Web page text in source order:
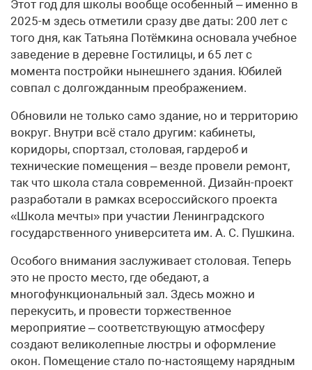
Этот год для школы вообще особенный – именно в
2025-м здесь отметили сразу две даты: 200 лет с
того дня, как Татьяна Потёмкина основала учебное
заведение в деревне Гостилицы, и 65 лет с
момента постройки нынешнего здания. Юбилей
совпал с долгожданным преображением.
Обновили не только само здание, но и территорию
вокруг. Внутри всё стало другим: кабинеты,
коридоры, спортзал, столовая, гардероб и
технические помещения – везде провели ремонт,
так что школа стала современной. Дизайн-проект
разработали в рамках всероссийского проекта
«Школа мечты» при участии Ленинградского
государственного университета им. А. С. Пушкина.
Особого внимания заслуживает столовая. Теперь
это не просто место, где обедают, а
многофункциональный зал. Здесь можно и
перекусить, и провести торжественное
мероприятие – соответствующую атмосферу
создают великолепные люстры и оформление
окон. Помещение стало по-настоящему нарядным